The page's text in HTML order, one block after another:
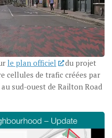
le plan officiel
du projet
cellules de trafic créées par
sud-ouest de Railton Road